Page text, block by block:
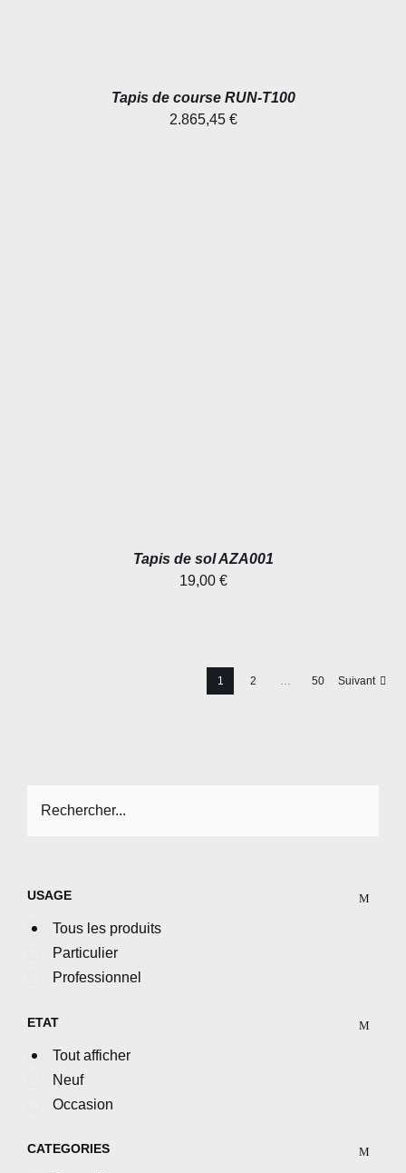
Tapis de course RUN-T100
2.865,45 €
Tapis de sol AZA001
19,00 €
1 2 … 50 Suivant
USAGE
Tous les produits
Particulier
Professionnel
ETAT
Tout afficher
Neuf
Occasion
CATEGORIES